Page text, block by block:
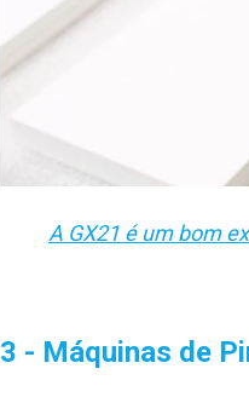
A GX21 é um bom
3 - Máquinas de